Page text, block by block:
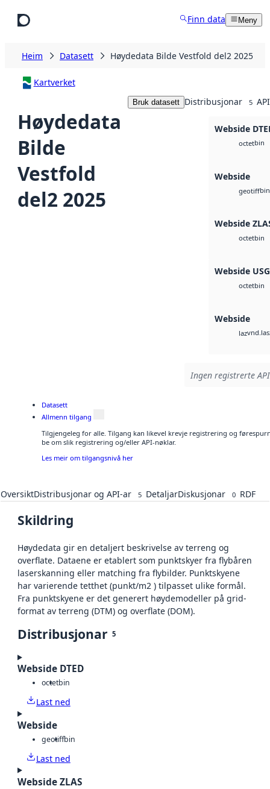
Finn data Meny
Heim Datasett Høydedata Bilde Vestfold del2 2025
Kartverket
Høydedata
Bilde
Vestfold
del2 2025
Bruk datasett Distribusjonar 5
Webside
octetbin
Webside
geotiffbin
Webside
octetbin
Webside
octetbin
Webside
laz
Ingen registrerte
Datasett
Allmenn tilgang
Tilgjengeleg for alle. Tilgang kan likevel krevje registrering og
be om slik registrering og/eller API-nøklar.
Les meir om tilgangsnivå her
OversiktDistribusjonar og API-ar 5 DetaljarDiskusjonar 0 RDF
Skildring
Høydedata gir en detaljert beskrivelse av terreng og
overflate. Dataene er etablert som punktskyer fra flybåren
laserskanning eller matching fra flybilder. Punktskyene
har varierende tetthet (punkt/m2 ) tilpasset ulike formål.
Fra punktskyene er det generert høydemodeller på grid-
format av terreng (DTM) og overflate (DOM).
Distribusjonar 5
Webside DTED
octetbin
Last ned
Webside
geotiffbin
Last ned
Webside ZLAS